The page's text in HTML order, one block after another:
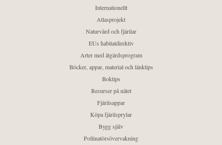
Internationellt
Atlasprojekt
Naturvård och fjärilar
EUs habitatdirektiv
Arter med åtgärdsprogram
Böcker, appar, material och länktips
Boktips
Resurser på nätet
Fjärilsappar
Köpa fjärilsprylar
Bygg själv
Pollinatörsövervakning